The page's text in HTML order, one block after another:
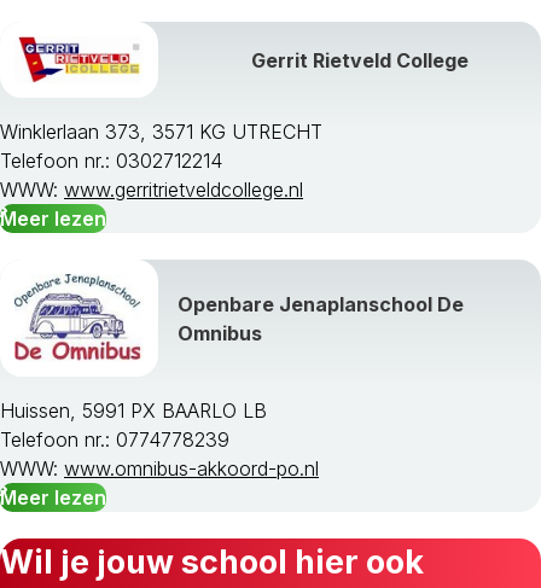
Gerrit Rietveld College
Winklerlaan 373, 3571 KG UTRECHT
Telefoon nr.: 0302712214
WWW: www.gerritrietveldcollege.nl
Meer lezen
Openbare Jenaplanschool De
Omnibus
Huissen, 5991 PX BAARLO LB
Telefoon nr.: 0774778239
WWW: www.omnibus-akkoord-po.nl
Meer lezen
Wil je jouw school hier ook